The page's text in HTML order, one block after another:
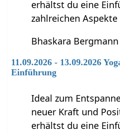
erhältst du eine
zahlreichen
Bhaskara Bergmann
11.09.2026 - 13.09.2026
Einführung
Ideal zum
neuer Kraft und
erhältst du eine